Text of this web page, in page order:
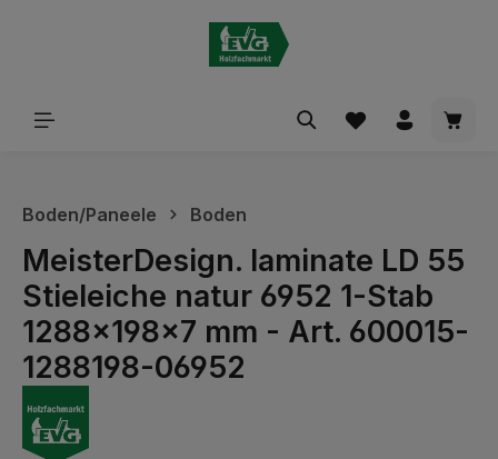
Boden/Paneele Boden
MeisterDesign. laminate LD 55
Stieleiche natur 6952 1-Stab
1288x198x7 mm - Art. 600015-
1288198-06952